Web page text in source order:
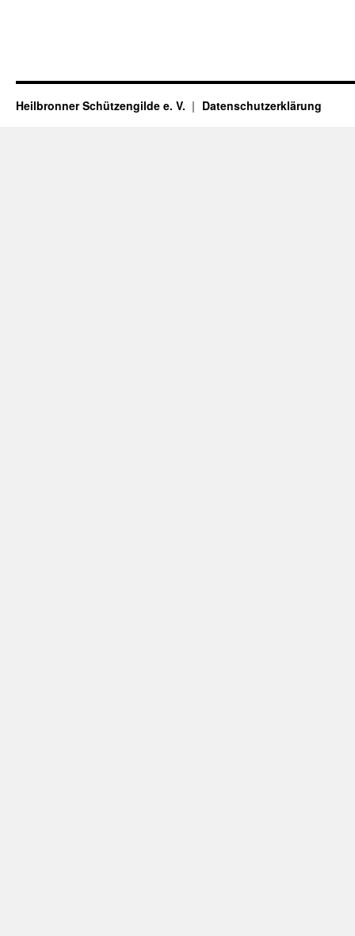
Heilbronner Schützengilde e. V. Datenschutzerklärung